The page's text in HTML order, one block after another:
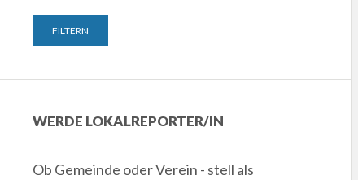
WERDE LOKALREPORTER/IN
Ob Gemeinde oder Verein - stell als